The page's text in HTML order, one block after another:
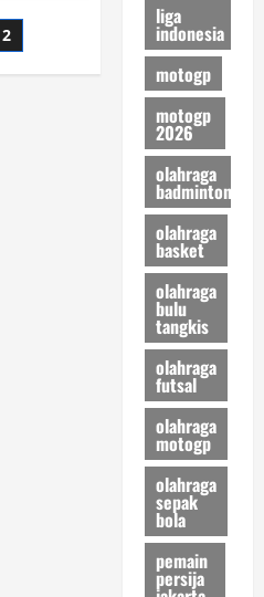
2
liga
indonesia
motogp
motogp
2026
olahraga
badminton
olahraga
basket
olahraga
bulu
tangkis
olahraga
futsal
olahraga
motogp
olahraga
sepak
bola
pemain
persija